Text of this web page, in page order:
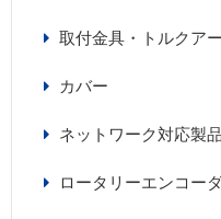
取付金具・トルクア
カバー
ネットワーク対応製
ロータリーエンコー